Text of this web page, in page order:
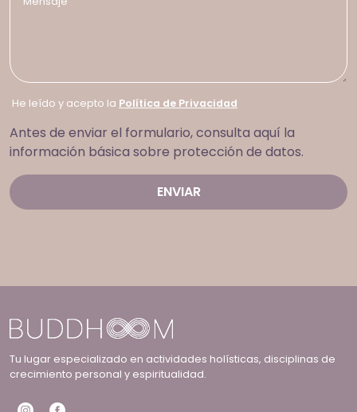
He leído y acepto la Política de Privacidad
Antes de enviar el formulario, consulta aquí la
información básica sobre protección de datos.
Tu lugar especializado en actividades holísticas, disciplinas de
crecimiento personal y espiritualidad.